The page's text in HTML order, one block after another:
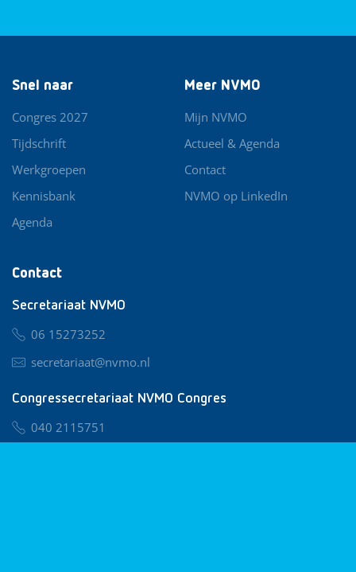
Contact
Secretariaat NVMO
06 15273252
secretariaat@nvmo.nl
Congressecretariaat NVMO Congres
040 2115751
Snel naar
Congres 2027
Tijdschrift
Werkgroepen
Kennisbank
Agenda
Meer NVMO
Mijn NVMO
Actueel & Agenda
Contact
NVMO op LinkedIn